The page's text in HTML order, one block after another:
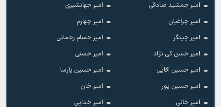
امیر جمشید صادقی
امیر جهانشیری
امیر چراغیان
امیر چهارم
امیر چیتگر
امیر حسام رحمانی
امیر حسن کی نژاد
امیر حسنی
امیر حسین آقایی
امیر حسین پارسا
امیر حسین پور
امیر خان
امیر خانی
امیر خدایی